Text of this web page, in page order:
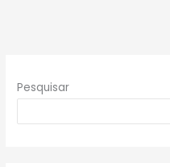
Pesquisar